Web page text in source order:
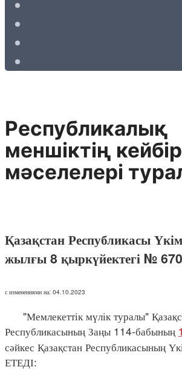
Республикалық
меншіктің кейбір
мәселелері
Қазақстан Республикасы
жылғы 8 қыркүйектегі №
с изменениями на: 04.10.2023
"Мемлекеттік мүлік туралы"
Республикасының Заңы 114-бабының
сәйкес Қазақстан Республикасының
ЕТЕДІ: